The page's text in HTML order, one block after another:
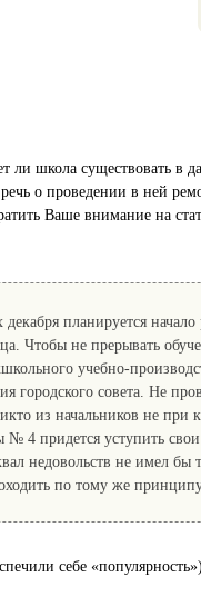
ли школа существовать в
о проведении в ней
Ваше внимание на
планируется
Чтобы не прерывать
учебно-
совета. Не
из начальников не при
4 придется уступить
недовольств не имел бы
по тому же
себе